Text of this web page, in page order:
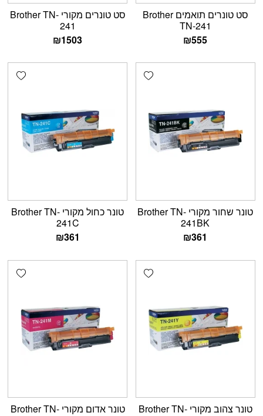
סט טונרים תואמים Brother
TN-241
₪555
סט טונרים מקורי Brother TN-
241
₪1503
Add wishlist
טונר שחור מקורי Brother TN-
241BK
₪361
טונר כחול מקורי Brother TN-
241C
₪361
Add wishlist
טונר צהוב מקורי Brother TN-
טונר אדום מקורי Brother TN-